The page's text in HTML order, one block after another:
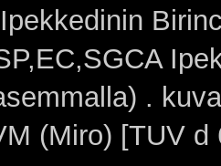
.
(Miro) [TUV d